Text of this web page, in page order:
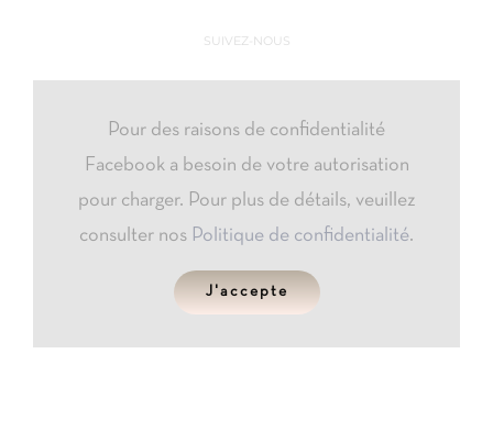
SUIVEZ-NOUS
Pour des raisons de confidentialité
Facebook a besoin de votre autorisation
pour charger. Pour plus de détails, veuillez
consulter nos Politique de confidentialité.
J'accepte